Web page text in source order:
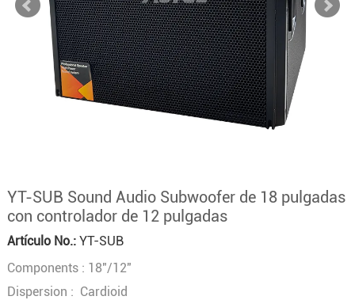
YT-SUB Sound Audio Subwoofer de 18 pulgadas
con controlador de 12 pulgadas
Artículo No.:YT-SUB
Components : 18"/12"
Dispersion : Cardioid